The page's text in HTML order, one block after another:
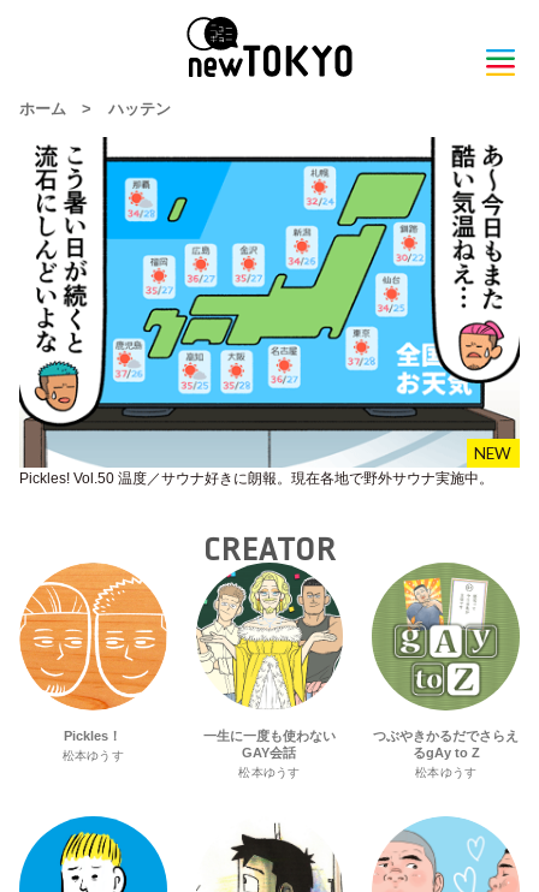
ホーム > ハッテン
Pickles! Vol.50 温度／サウナ好きに朗報。現在各地で野外サウナ実施中。
CREATOR
Pickles！
松本ゆうす
一生に一度も使わない
GAY会話
松本ゆうす
つぶやきかるだでさらえ
るgAy to Z
松本ゆうす